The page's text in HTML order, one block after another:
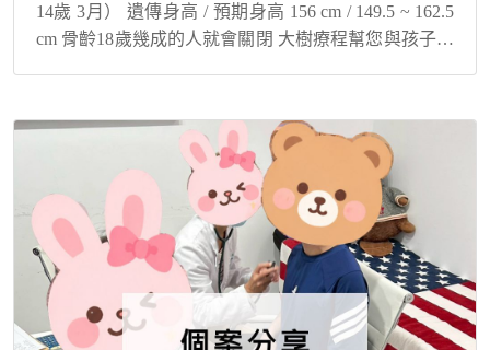
14歲 3月） 遺傳身高 / 預期身高 156 cm / 149.5 ~ 162.5
cm 骨齡18歲幾成的人就會關閉 大樹療程幫您與孩子解